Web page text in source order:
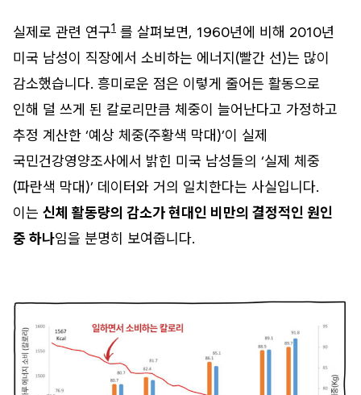
실제로 관련 연구1 를 살펴보면, 1960년에 비해 2010년
미국 남성이 직장에서 소비하는 에너지(빨간 선)는 많이
감소했습니다. 흥미로운 점은 이렇게 줄어든 활동으로
인해 덜 쓰게 된 칼로리만큼 체중이 늘어난다고 가정하고
추정 계산한 ‘예상 체중(주황색 막대)’이 실제
국민건강영양조사에서 밝힌 미국 남성들의 ‘실제 체중
(파란색 막대)’ 데이터와 거의 일치한다는 사실입니다.
이는 신체 활동량의 감소가 현대인 비만의 결정적인 원인
중 하나임을 분명히 보여줍니다.